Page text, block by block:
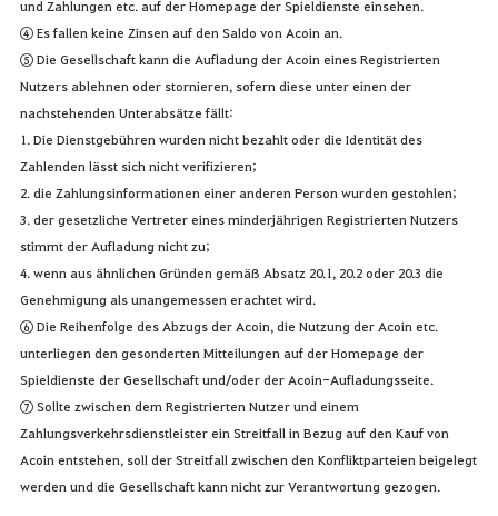
und Zahlungen etc. auf der Homepage der Spieldienste einsehen.
④ Es fallen keine Zinsen auf den Saldo von Acoin an.
⑤ Die Gesellschaft kann die Aufladung der Acoin eines Registrierten
Nutzers ablehnen oder stornieren, sofern diese unter einen der
nachstehenden Unterabsätze fällt:
1. Die Dienstgebühren wurden nicht bezahlt oder die Identität des
Zahlenden lässt sich nicht verifizieren;
2. die Zahlungsinformationen einer anderen Person wurden gestohlen;
3. der gesetzliche Vertreter eines minderjährigen Registrierten Nutzers
stimmt der Aufladung nicht zu;
4. wenn aus ähnlichen Gründen gemäß Absatz 20.1, 20.2 oder 20.3 die
Genehmigung als unangemessen erachtet wird.
⑥ Die Reihenfolge des Abzugs der Acoin, die Nutzung der Acoin etc.
unterliegen den gesonderten Mitteilungen auf der Homepage der
Spieldienste der Gesellschaft und/oder der Acoin-Aufladungsseite.
⑦ Sollte zwischen dem Registrierten Nutzer und einem
Zahlungsverkehrsdienstleister ein Streitfall in Bezug auf den Kauf von
Acoin entstehen, soll der Streitfall zwischen den Konfliktparteien beigelegt
werden und die Gesellschaft kann nicht zur Verantwortung gezogen.